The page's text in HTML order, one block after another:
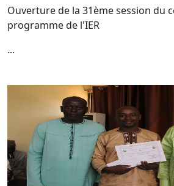
Ouverture de la 31ème session du
programme de l'IER
...